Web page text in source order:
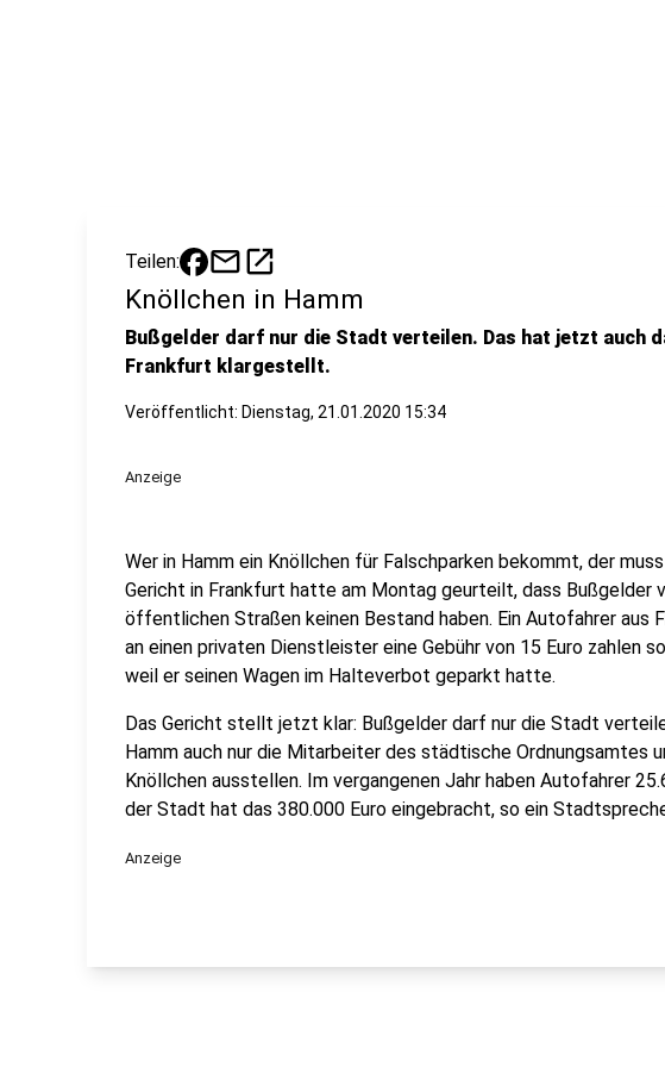
Teilen: mailopen_in_new
Knöllchen in Hamm
Bußgelder darf nur die Stadt verteilen. Das hat jetzt auch
Frankfurt klargestellt.
Veröffentlicht: Dienstag, 21.01.2020 15:34
Anzeige
Wer in Hamm ein Knöllchen für Falschparken bekommt, der
Gericht in Frankfurt hatte am Montag geurteilt, dass Bußgelder
öffentlichen Straßen keinen Bestand haben. Ein Autofahrer aus
an einen privaten Dienstleister eine Gebühr von 15 Euro zahlen
weil er seinen Wagen im Halteverbot geparkt hatte.
Das Gericht stellt jetzt klar: Bußgelder darf nur die Stadt
Hamm auch nur die Mitarbeiter des städtische Ordnungsamtes
Knöllchen ausstellen. Im vergangenen Jahr haben Autofahrer
der Stadt hat das 380.000 Euro eingebracht, so ein
Anzeige